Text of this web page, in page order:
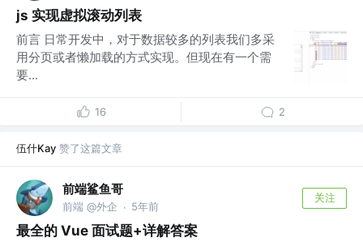
js 实现虚拟滚动列表
前言 日常开发中，对于数据较多的列表我们多采
用分页或者懒加载的方式实现。但现在有一个需
要...
16 2
伍什Kay 赞了这篇文章
前端鲨鱼哥
前端 @外企 · 5年前
关注
最全的 Vue 面试题+详解答案